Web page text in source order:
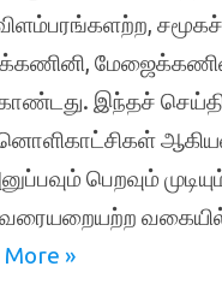
சமூகச்
இந்தச்
பெறவும்
வரையறையற்ற
More »